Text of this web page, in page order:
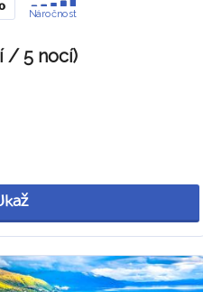
Náročnost
/ 5 nocí)